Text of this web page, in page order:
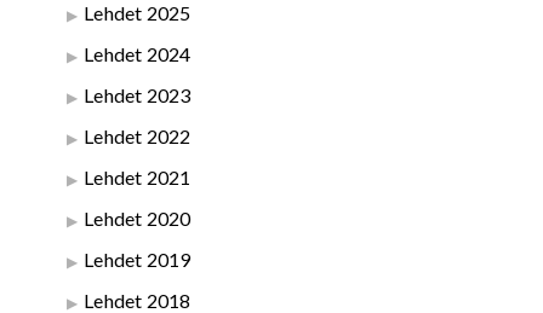
Lehdet 2025
Lehdet 2024
Lehdet 2023
Lehdet 2022
Lehdet 2021
Lehdet 2020
Lehdet 2019
Lehdet 2018